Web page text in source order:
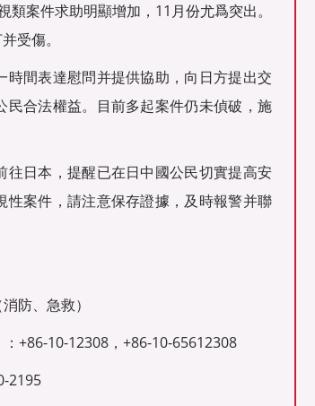
案件求助明顯增加，11月份尤爲突出。
受傷。
間表達慰問并提供協助，向日方提出交
合法權益。目前多起案件仍未偵破，施
日本，提醒已在日中國公民切實提高安
案件，請注意保存證據，及時報警并聯
防、急救）
+86-10-12308，+86-10-65612308
2195